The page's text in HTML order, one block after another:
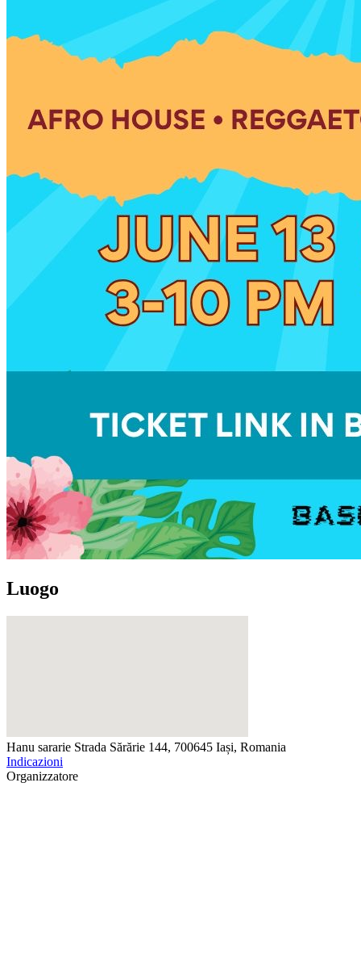
Luogo
Hanu sararie Strada Sărărie 144, 700645 Iași, Romania
Indicazioni
Organizzatore